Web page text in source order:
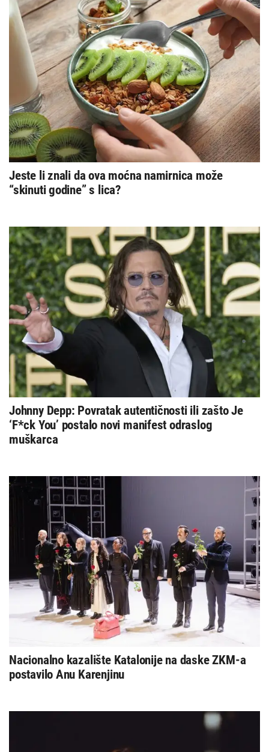
Jeste li znali da ova moćna namirnica može
“skinuti godine” s lica?
Johnny Depp: Povratak autentičnosti ili zašto Je
‘F*ck You’ postalo novi manifest odraslog
muškarca
Nacionalno kazalište Katalonije na daske ZKM-a
postavilo Anu Karenjinu